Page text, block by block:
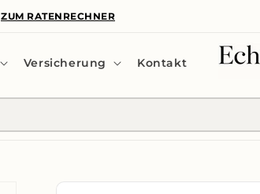
ZUM RATENRECHNER
Versicherung Kontakt